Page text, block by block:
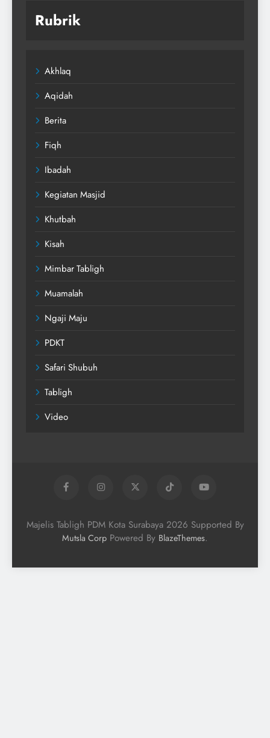
Rubrik
Akhlaq
Aqidah
Berita
Fiqh
Ibadah
Kegiatan Masjid
Khutbah
Kisah
Mimbar Tabligh
Muamalah
Ngaji Maju
PDKT
Safari Shubuh
Tabligh
Video
Majelis Tabligh PDM Kota Surabaya 2026 Supported By
Mutsla Corp Powered By BlazeThemes.